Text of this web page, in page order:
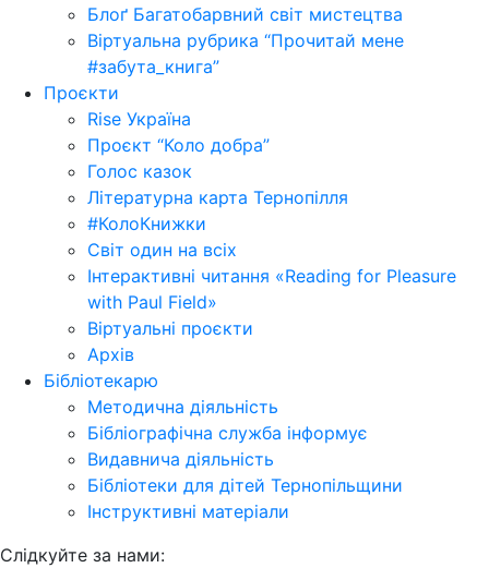
Блоґ Багатобарвний світ мистецтва
Віртуальна рубрика “Прочитай мене
#забута_книга”
Проєкти
Rise Україна
Проєкт “Коло добра”
Голос казок
Літературна карта Тернопілля
#КолоКнижки
Світ один на всіх
Інтерактивні читання «Reading for Pleasure
with Paul Field»
Віртуальні проєкти
Архів
Бібліотекарю
Методична діяльність
Бібліографічна служба інформує
Видавнича діяльність
Бібліотеки для дітей Тернопільщини
Інструктивні матеріали
Cлідкуйте за нами: